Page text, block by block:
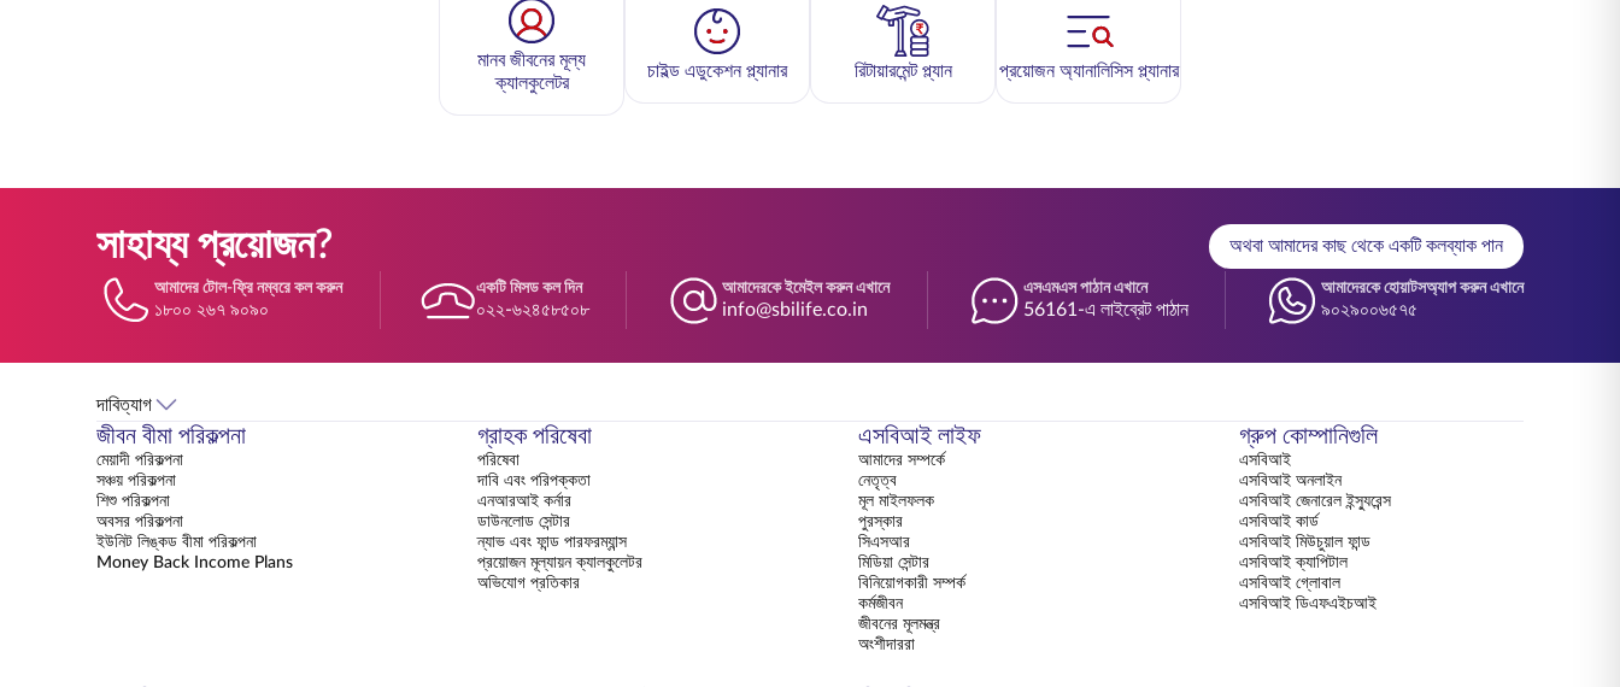
মানব জীবনের মূল্য
ক্যালকুলেটর
চাইল্ড এডুকেশন প্ল্যানার রিটায়ারমেন্ট প্ল্যান প্রয়োজন অ্যানালিসিস প্ল্যানার
সাহায্য প্রয়োজন? অথবা আমাদের কাছ থেকে একটি কলব্যাক পান
আমাদের টোল-ফ্রি নম্বরে কল করুন
১৮০০ ২৬৭ ৯০৯০
একটি মিসড কল দিন
০২২-৬২৪৫৮৫০৮
আমাদেরকে ইমেইল করুন এখানে
info@sbilife.co.in
এসএমএস পাঠান এখানে
56161-এ লাইব্রেট পাঠান
আমাদেরকে হোয়াটসঅ্যাপ করুন এখানে
৯০২৯০০৬৫৭৫
দাবিত্যাগ
জীবন বীমা পরিকল্পনা
মেয়াদী পরিকল্পনা
সঞ্চয় পরিকল্পনা
শিশু পরিকল্পনা
অবসর পরিকল্পনা
ইউনিট লিঙ্কড বীমা পরিকল্পনা
Money Back Income Plans
গ্রাহক পরিষেবা
পরিষেবা
দাবি এবং পরিপক্কতা
এনআরআই কর্নার
ডাউনলোড সেন্টার
ন্যাভ এবং ফান্ড পারফরম্যান্স
প্রয়োজন মূল্যায়ন ক্যালকুলেটর
অভিযোগ প্রতিকার
এসবিআই লাইফ
আমাদের সম্পর্কে
নেতৃত্ব
মূল মাইলফলক
পুরস্কার
সিএসআর
মিডিয়া সেন্টার
বিনিয়োগকারী সম্পর্ক
কর্মজীবন
জীবনের মূলমন্ত্র
অংশীদাররা
গ্রুপ কোম্পানিগুলি
এসবিআই
এসবিআই অনলাইন
এসবিআই জেনারেল ইন্স্যুরেন্স
এসবিআই কার্ড
এসবিআই মিউচুয়াল ফান্ড
এসবিআই ক্যাপিটাল
এসবিআই গ্লোবাল
এসবিআই ডিএফএইচআই